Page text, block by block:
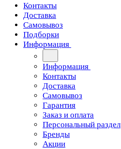
Контакты
Доставка
Самовывоз
Подборки
Информация
Информация
Контакты
Доставка
Самовывоз
Гарантия
Заказ и оплата
Персональный раздел
Бренды
Акции